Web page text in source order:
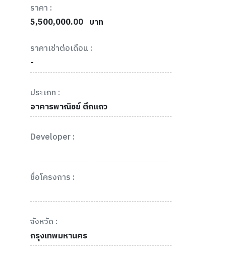
ราคา :
5,500,000.00 บาท
ราคาเช่าต่อเดือน :
-
ประเภท :
อาคารพาณิชย์ ตึกแถว
Developer :
ชื่อโครงการ :
จังหวัด :
กรุงเทพมหานคร